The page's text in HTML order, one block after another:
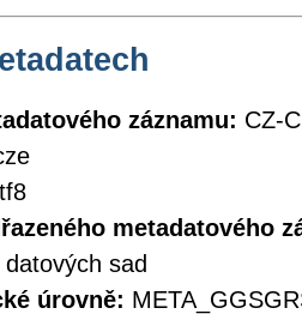
záznamu: CZ-
metadatového
sad
úrovně: